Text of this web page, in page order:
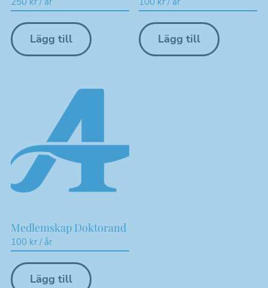
Lägg till Lägg till
Medlemskap Doktorand
100 kr/ år
Lägg till